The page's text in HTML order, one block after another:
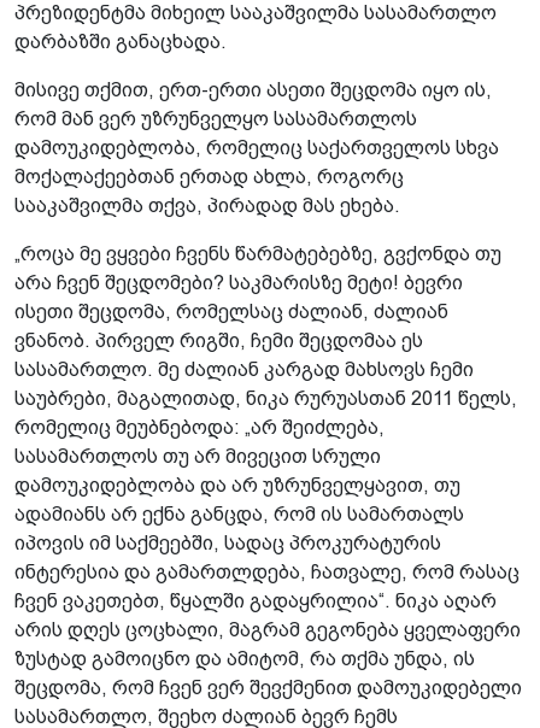
პრეზიდენტმა მიხეილ სააკაშვილმა სასამართლო
დარბაზში განაცხადა.
მისივე თქმით, ერთ-ერთი ასეთი შეცდომა იყო ის,
რომ მან ვერ უზრუნველყო სასამართლოს
დამოუკიდებლობა, რომელიც საქართველოს სხვა
მოქალაქეებთან ერთად ახლა, როგორც
სააკაშვილმა თქვა, პირადად მას ეხება.
„როცა მე ვყვები ჩვენს წარმატებებზე, გვქონდა თუ
არა ჩვენ შეცდომები? საკმარისზე მეტი! ბევრი
ისეთი შეცდომა, რომელსაც ძალიან, ძალიან
ვნანობ. პირველ რიგში, ჩემი შეცდომაა ეს
სასამართლო. მე ძალიან კარგად მახსოვს ჩემი
საუბრები, მაგალითად, ნიკა რურუასთან 2011 წელს,
რომელიც მეუბნებოდა: „არ შეიძლება,
სასამართლოს თუ არ მივეცით სრული
დამოუკიდებლობა და არ უზრუნველყავით, თუ
ადამიანს არ ექნა განცდა, რომ ის სამართალს
იპოვის იმ საქმეებში, სადაც პროკურატურის
ინტერესია და გამართლდება, ჩათვალე, რომ რასაც
ჩვენ ვაკეთებთ, წყალში გადაყრილია“. ნიკა აღარ
არის დღეს ცოცხალი, მაგრამ გეგონება ყველაფერი
ზუსტად გამოიცნო და ამიტომ, რა თქმა უნდა, ის
შეცდომა, რომ ჩვენ ვერ შევქმენით დამოუკიდებელი
სასამართლო, შეეხო ძალიან ბევრ ჩემს